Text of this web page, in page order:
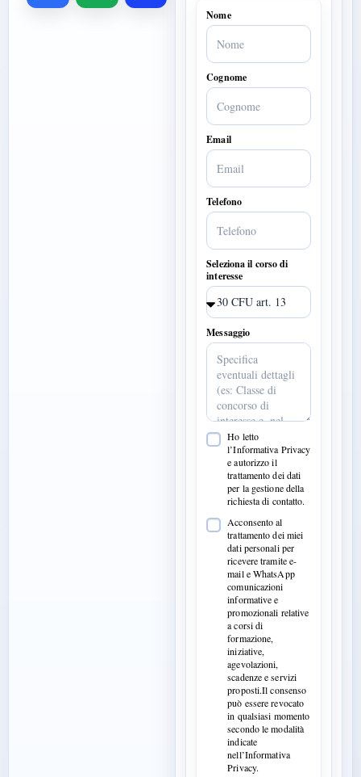
Nome
Cognome
Email
Telefono
Seleziona il corso di
interesse
Messaggio
Ho letto
l’Informativa Privacy
e autorizzo il
trattamento dei dati
per la gestione della
richiesta di contatto.
Acconsento al
trattamento dei miei
dati personali per
ricevere tramite e-
mail e WhatsApp
comunicazioni
informative e
promozionali relative
a corsi di
formazione,
iniziative,
agevolazioni,
scadenze e servizi
proposti.Il consenso
può essere revocato
in qualsiasi momento
secondo le modalità
indicate
nell’Informativa
Privacy.